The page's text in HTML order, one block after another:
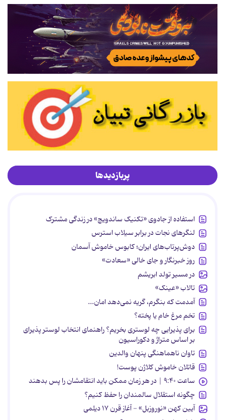
پربازدیدها
استفاده از جادوی «تکنیک ساندویچ» در زندگی مشترک
لنگرهای نجات در برابر سیلاب استرس
دوش‌پرتاب‌های ایران؛ کابوس خاموش آسمان
روز خبرنگار و جای خالی «سعادت»
در مسیر تولد ابریشم
تالاب «عینک»
آمدمت که بنگرم، گریه نمی‌دهد امان...
تخم مرغ خام یا پخته؟
برای پذیرایی چه لوستری بخریم؟ راهنمای انتخاب لوستر پذیرای
بر اساس متراژ و دکوراسیون
تاوان ناهماهنگی پنهان والدین
قاتلان خاموش کلاژن پوست!
ساعت ۹:۴۰ | در هر زمان ممکن باید انتقامشان را پس بدهند
چگونه استقلال سالمندان را حفظ کنیم؟
آیین کهن «نوروزبل» - آغاز قرن ۱۷ دیلمی